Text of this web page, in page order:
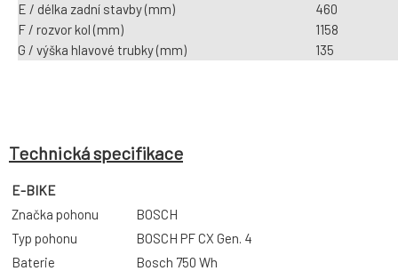
E / délka zadní stavby (mm)
460
F / rozvor kol (mm)
1158
G / výška hlavové trubky (mm)
135
Technická specifikace
E-BIKE
Značka pohonu
BOSCH
Typ pohonu
BOSCH PF CX Gen. 4
Baterie
Bosch 750 Wh